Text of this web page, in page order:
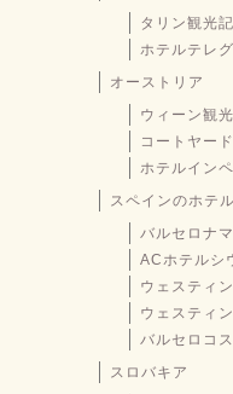
タリン観光記
ホテルテレ
オーストリア
ウィーン観
コートヤー
ホテルイン
スペインのホテ
バルセロナ
ACホテルシ
ウェスティ
ウェスティ
バルセロコ
スロバキア